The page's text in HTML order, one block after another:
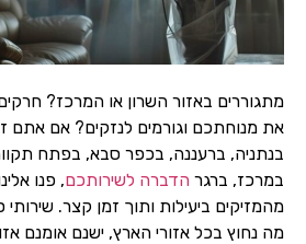
מתגוררים באזור השרון או המרכז?
את מנוחתכם וגורמים לנזקים? אם אתם
בנתניה, ברעננה, בכפר סבא, בפתח
במרכז, ברגר הדברה לשירותכם, פנו
מהמזיקים ביעילות ותוך זמן קצר.
מה נחוץ בכל אזורי הארץ, ישנם אומנם